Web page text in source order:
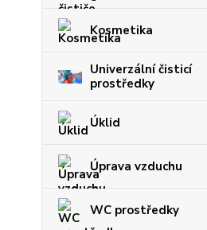
Kosmetika
Univerzální čisticí
prostředky
Úklid
Úprava vzduchu
WC prostředky